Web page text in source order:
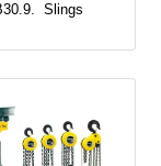
Slings